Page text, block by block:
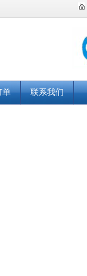
单 联系我们